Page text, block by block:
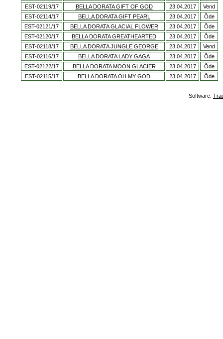
EST-02119/17
BELLA DORATA GIFT OF GOD 23.04.2017
Vend
EST-02114/17
BELLA DORATA GIFT PEARL 23.04.2017
Õde
EST-02121/17
BELLA DORATA GLACIAL FLOWER 23.04.2017
Õde
EST-02120/17
BELLA DORATA GREATHEARTED 23.04.2017
Õde
EST-02118/17
BELLA DORATA JUNGLE GEORGE 23.04.2017
Vend
EST-02116/17
BELLA DORATA LADY GAGA 23.04.2017
Õde
EST-02122/17
BELLA DORATA MOON GLACIER 23.04.2017
Õde
EST-02115/17
BELLA DORATA OH MY GOD 23.04.2017 Õde
Software: